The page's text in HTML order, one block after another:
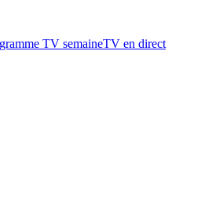
TV semaineTV en direct